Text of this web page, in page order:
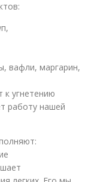
вафли, маргарин,
к угнетению
работу нашей